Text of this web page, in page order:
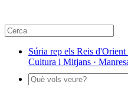
Súria rep els Reis
Cultura i Mitjans ·